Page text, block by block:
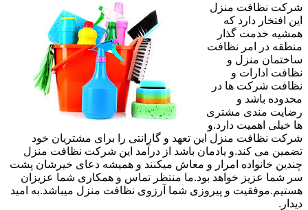
شرکت نظافت منزل
این افتخار دارد که
همشیه خدمت گذار
منطقه در امر نظافت
ساختمان منزل و
نظافت ادارات و
نظافت شرکت ها در
محدوده باشد و
رضایت مندی مشتری
ها خیلی اهمیت دارد.و
شرکت نظافت منزل این تعهد و گارانتی را برای مشتریان خود
تضمین می کند.و یادمان باشد از درآمد این شرکت نظافت منزل
چندین خانواده امرار و معاش میکنند و همیشه دعای خیرشان پشت
سر شما عزیز خواهد بود.ما منتظر تماس و همکاری شما عزیزان
هستیم.موفقیت و پیروزی شما آرزوی نظافت منزل میباشد.به امید
دیدار.